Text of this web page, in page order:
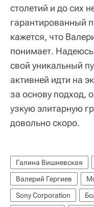
столетий и до сих
гарантированный
кажется, что
понимает.
свой уникальный
активней идти на
за основу подход,
узкую элитарную
довольно скоро.
Галина Вишневская
Валерий Гергиев
Sony Corporation